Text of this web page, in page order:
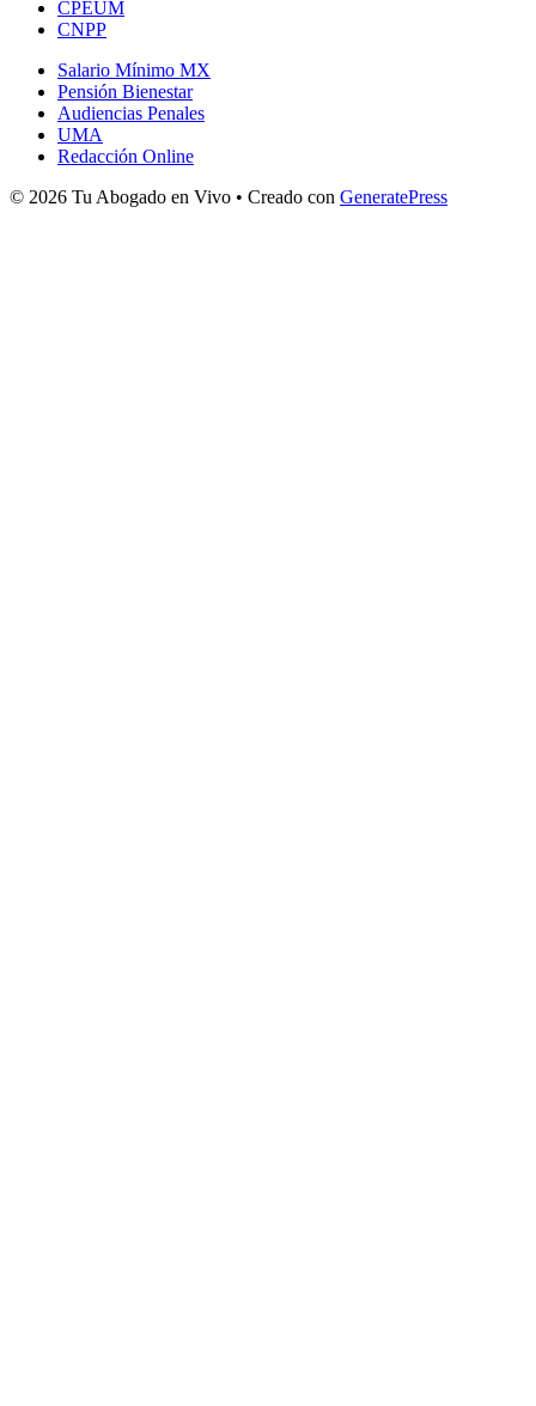
CPEUM
CNPP
Salario Mínimo MX
Pensión Bienestar
Audiencias Penales
UMA
Redacción Online
© 2026 Tu Abogado en Vivo • Creado con GeneratePress